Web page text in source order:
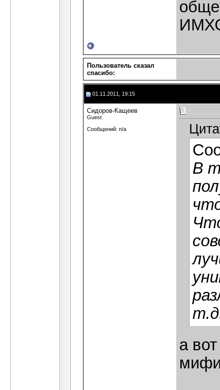
Пользователь сказал
cпасибо:
01.11.2011, 19:15
Сидоров-Кащеев
Guest
Сообщений: n/a
В
а